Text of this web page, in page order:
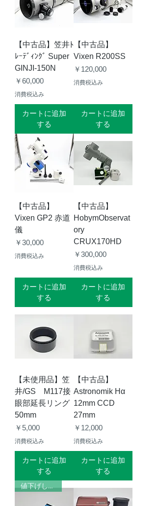
【中古品】笠井ﾄ
ﾚｰﾃﾞｨﾝｸﾞ Super
GINJI-150N
価格
￥60,000
消費税込み
カートに追加
する
【中古品】
Vixen R200SS
価格
￥120,000
消費税込み
カートに追加
する
【中古品】
Vixen GP2 赤道
儀
価格
￥30,000
消費税込み
カートに追加
する
【中古品】
HobymObservat
ory
CRUX170HD
価格
￥300,000
消費税込み
カートに追加
する
【未使用品】笠
井/GS M117接
眼部延長リング
50mm
価格
￥5,000
消費税込み
カートに追加
する
【中古品】
Astronomik Hα
12mm CCD
27mm
価格
￥12,000
消費税込み
カートに追加
する
値下げしました！